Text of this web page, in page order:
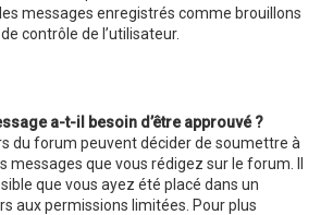
messages enregistrés comme brouillons
contrôle de l’utilisateur.
a-t-il besoin d’être approuvé ?
du forum peuvent décider de soumettre à
messages que vous rédigez sur le forum. Il
que vous ayez été placé dans un
aux permissions limitées. Pour plus